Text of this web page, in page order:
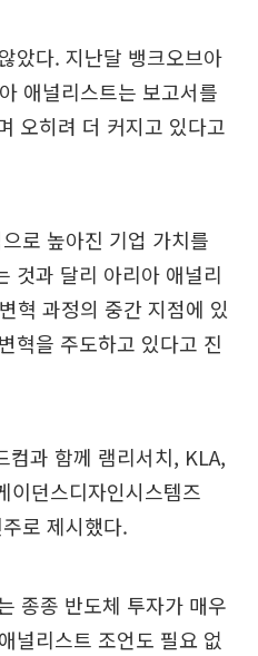
았다. 지난달 뱅크오브아
애널리스트는 보고서를
오히려 더 커지고 있다고
로 높아진 기업 가치를
것과 달리 아리아 애널리
혁 과정의 중간 지점에 있
혁을 주도하고 있다고 진
컴과 함께 램리서치, KLA,
이던스디자인시스템즈
로 제시했다.
종종 반도체 투자가 매우
널리스트 조언도 필요 없